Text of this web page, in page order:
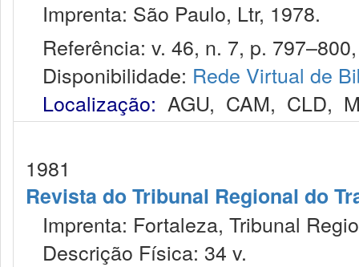
Imprenta: São Paulo, Ltr, 1978.
Referência: v. 46, n. 7, p.
Disponibilidade: Rede Virtual de
Localização: AGU, CAM, CLD,
1981
Revista do Tribunal Regional do
Imprenta: Fortaleza, Tribunal
Descrição Física: 34 v.